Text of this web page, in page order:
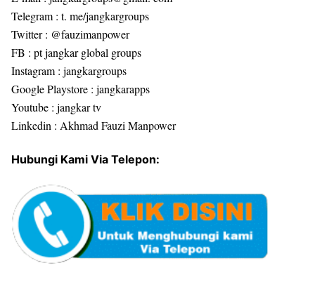
Telegram : t. me/jangkargroups
Twitter : @fauzimanpower
FB : pt jangkar global groups
Instagram : jangkargroups
Google Playstore : jangkarapps
Youtube : jangkar tv
Linkedin : Akhmad Fauzi Manpower
Hubungi Kami Via Telepon: